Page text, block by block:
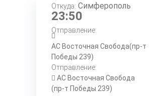
Откуда: Симферополь
23:50
Отправление:
АС Восточная Свобода(пр-т
Победы 239)
Отправление:
АС Восточная Свобода
(пр-т Победы 239)